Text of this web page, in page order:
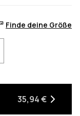
Finde deine Größe
zu
um benachrichtigt
Klicke, um
verfügbar. Klicke,
35,94 €